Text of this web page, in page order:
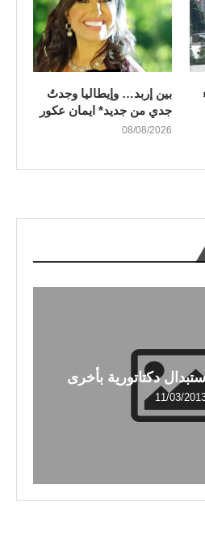
بين إربد… وإيطاليا وجدتُ
جدي من جديد* ايمان عكور
08/08/2026
دكتاتورية بأخرى
11/03/